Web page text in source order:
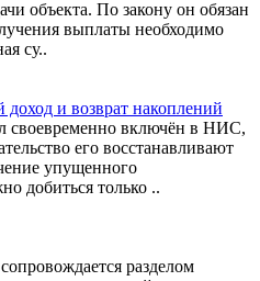
объекта. По закону он обязан
выплаты необходимо
су..
и возврат накоплений
своевременно включён в НИС,
его восстанавливают
упущенного
добиться только ..
разделом